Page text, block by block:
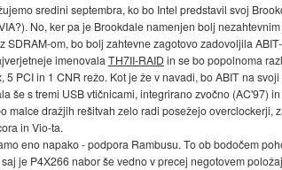
sredini septembra, ko bo Intel predstavil svoj
No, ker pa je Brookdale namenjen bolj
om, bo bolj zahtevne zagotovo zadovoljila
imenovala TH7II-RAIDin se bo popolnoma
PCI in 1 CNR režo. Kot je že v navadi, bo ABIT na
še s tremi USB vtičnicami, integrirano zvočno (AC'97)
malce dražjih rešitvah zelo radi posežejo
in Vio-ta.
eno napako - podpora Rambusu. To ob bodočem
je P4X266 nabor še vedno v precej negotovem